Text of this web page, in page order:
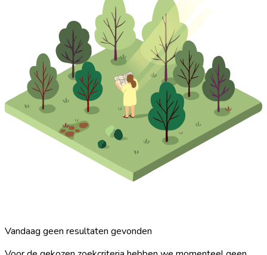
Vandaag geen resultaten gevonden